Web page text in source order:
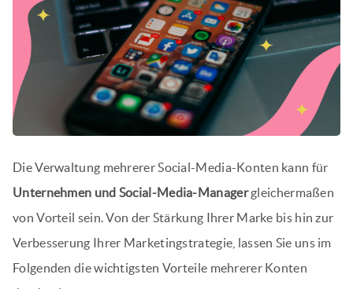
Die Verwaltung mehrerer Social-Media-Konten kann für
Unternehmen und Social-Media-Managergleichermaßen
von Vorteil sein. Von der Stärkung Ihrer Marke bis hin zur
Verbesserung Ihrer Marketingstrategie, lassen Sie uns im
Folgenden die wichtigsten Vorteile mehrerer Konten